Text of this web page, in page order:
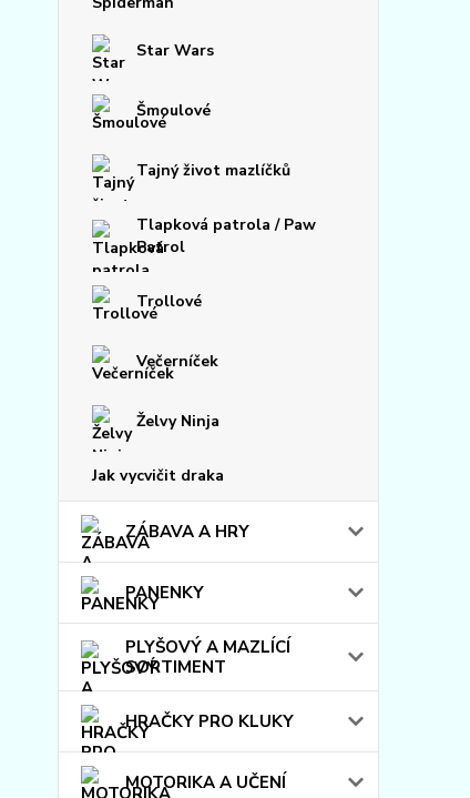
Star Wars
Šmoulové
Tajný život mazlíčků
Tlapková patrola / Paw
Patrol
Trollové
Večerníček
Želvy Ninja
Jak vycvičit draka
ZÁBAVA A HRY
PANENKY
PLYŠOVÝ A MAZLÍCÍ
SORTIMENT
HRAČKY PRO KLUKY
MOTORIKA A UČENÍ